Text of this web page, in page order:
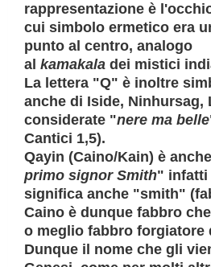
rappresentazione è
cui simbolo ermetico era
punto al centro, analogo
al kamakala dei mistici
La lettera "Q" è inoltre
anche di Iside, Ninhursag,
considerate "nere ma belle
Cantici 1,5).
Qayin (Caino/Kain) è
primo signor Smith" infatti
significa anche "smith"
Caino è dunque fabbro
o meglio fabbro forgiatore
Dunque il nome che gli